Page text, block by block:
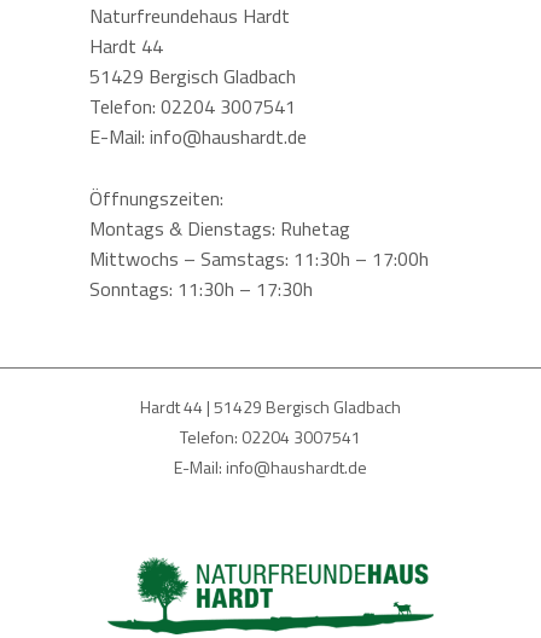
Naturfreundehaus Hardt
Hardt 44
51429 Bergisch Gladbach
Telefon: 02204 3007541
E-Mail: info@haushardt.de
Öffnungszeiten:
Montags & Dienstags: Ruhetag
Mittwochs – Samstags: 11:30h – 17:00h
Sonntags: 11:30h – 17:30h
Hardt 44 | 51429 Bergisch Gladbach
Telefon: 02204 3007541
E-Mail: info@haushardt.de